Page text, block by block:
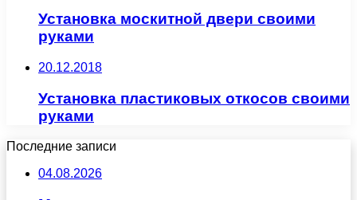
Установка москитной двери своими
руками
20.12.2018
Установка пластиковых откосов своими
руками
Последние записи
04.08.2026